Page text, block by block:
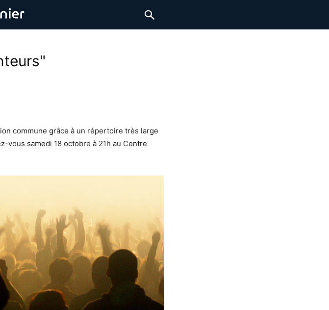
commune grâce à un répertoire très large
vous samedi 18 octobre à 21h au Centre